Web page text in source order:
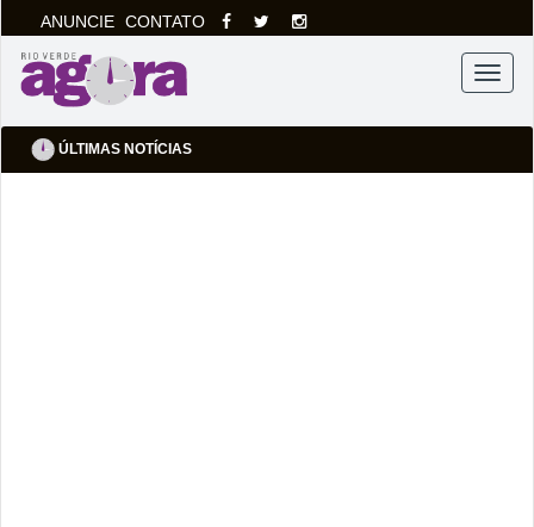
ANUNCIE CONTATO
Menu
ÚLTIMAS NOTÍCIAS